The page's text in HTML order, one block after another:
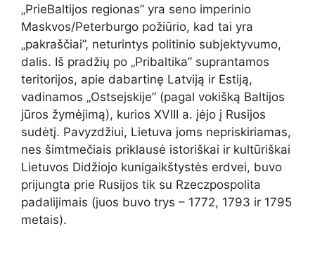
„PrieBaltijos regionas” yra seno imperinio
Maskvos/Peterburgo požiūrio, kad tai yra
„pakraščiai”, neturintys politinio subjektyvumo,
dalis. Iš pradžių po „Pribaltika” suprantamos
teritorijos, apie dabartinę Latviją ir Estiją,
vadinamos „Ostsejskije” (pagal vokišką Baltijos
jūros žymėjimą), kurios XVIII a. įėjo į Rusijos
sudėtį. Pavyzdžiui, Lietuva joms nepriskiriamas,
nes šimtmečiais priklausė istoriškai ir kultūriškai
Lietuvos Didžiojo kunigaikštystės erdvei, buvo
prijungta prie Rusijos tik su Rzeczpospolita
padalijimais (juos buvo trys – 1772, 1793 ir 1795
metais).